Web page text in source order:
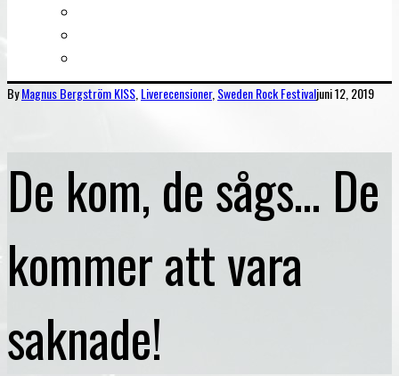
ByMagnus BergströmKISS Liverecensioner, Sweden Rock Festivaljuni 12, 2019
De kom, de sågs… De
kommer att vara
saknade!